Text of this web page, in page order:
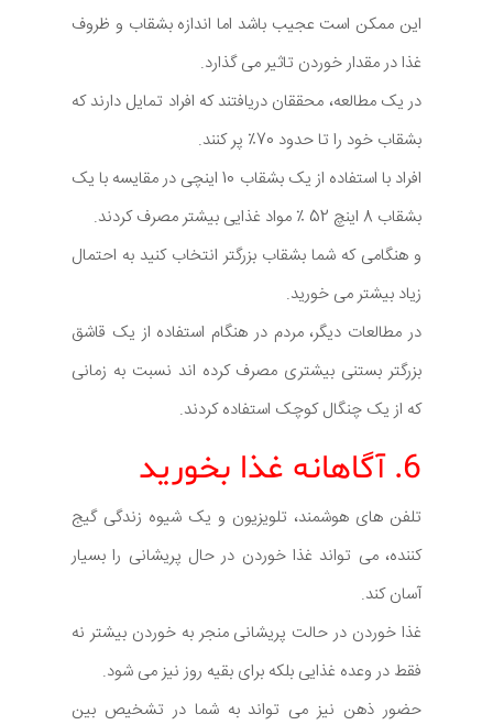
این ممکن است عجیب باشد اما اندازه بشقاب و ظروف
غذا در مقدار خوردن تاثیر می گذارد.
در یک مطالعه، محققان دریافتند که افراد تمایل دارند که
بشقاب خود را تا حدود 70٪ پر کنند.
افراد با استفاده از یک بشقاب 10 اینچی در مقایسه با یک
بشقاب 8 اینچ 52 ٪ مواد غذایی بیشتر مصرف کردند.
و هنگامی که شما بشقاب بزرگتر انتخاب کنید به احتمال
زیاد بیشتر می خورید.
در مطالعات دیگر، مردم در هنگام استفاده از یک قاشق
بزرگتر بستنی بیشتری مصرف کرده اند نسبت به زمانی
که از یک چنگال کوچک استفاده کردند.
6. آگاهانه غذا بخورید
تلفن های هوشمند، تلویزیون و یک شیوه زندگی گیج
کننده، می تواند غذا خوردن در حال پریشانی را بسیار
آسان کند.
غذا خوردن در حالت پریشانی منجر به خوردن بیشتر نه
فقط در وعده غذایی بلکه برای بقیه روز نیز می شود.
حضور ذهن نیز می تواند به شما در تشخیص بین